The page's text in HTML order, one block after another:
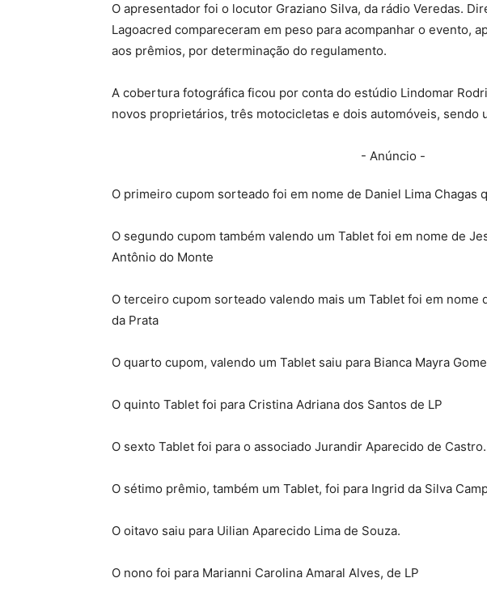
O apresentador foi o locutor Graziano Silva, da rádio Veredas.
Lagoacred compareceram em peso para acompanhar o evento,
aos prêmios, por determinação do regulamento.
A cobertura fotográfica ficou por conta do estúdio Lindomar
novos proprietários, três motocicletas e dois automóveis, sendo
- Anúncio -
O primeiro cupom sorteado foi em nome de Daniel Lima Chagas
O segundo cupom também valendo um Tablet foi em nome de
Antônio do Monte
O terceiro cupom sorteado valendo mais um Tablet foi em nome
da Prata
O quarto cupom, valendo um Tablet saiu para Bianca Mayra
O quinto Tablet foi para Cristina Adriana dos Santos de LP
O sexto Tablet foi para o associado Jurandir Aparecido de Castro.
O sétimo prêmio, também um Tablet, foi para Ingrid da Silva
O oitavo saiu para Uilian Aparecido Lima de Souza.
O nono foi para Marianni Carolina Amaral Alves, de LP